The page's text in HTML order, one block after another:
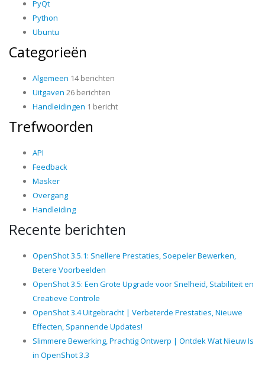
PyQt
Python
Ubuntu
Categorieën
Algemeen 14 berichten
Uitgaven 26 berichten
Handleidingen 1 bericht
Trefwoorden
API
Feedback
Masker
Overgang
Handleiding
Recente berichten
OpenShot 3.5.1: Snellere Prestaties, Soepeler Bewerken,
Betere Voorbeelden
OpenShot 3.5: Een Grote Upgrade voor Snelheid, Stabiliteit en
Creatieve Controle
OpenShot 3.4 Uitgebracht | Verbeterde Prestaties, Nieuwe
Effecten, Spannende Updates!
Slimmere Bewerking, Prachtig Ontwerp | Ontdek Wat Nieuw Is
in OpenShot 3.3